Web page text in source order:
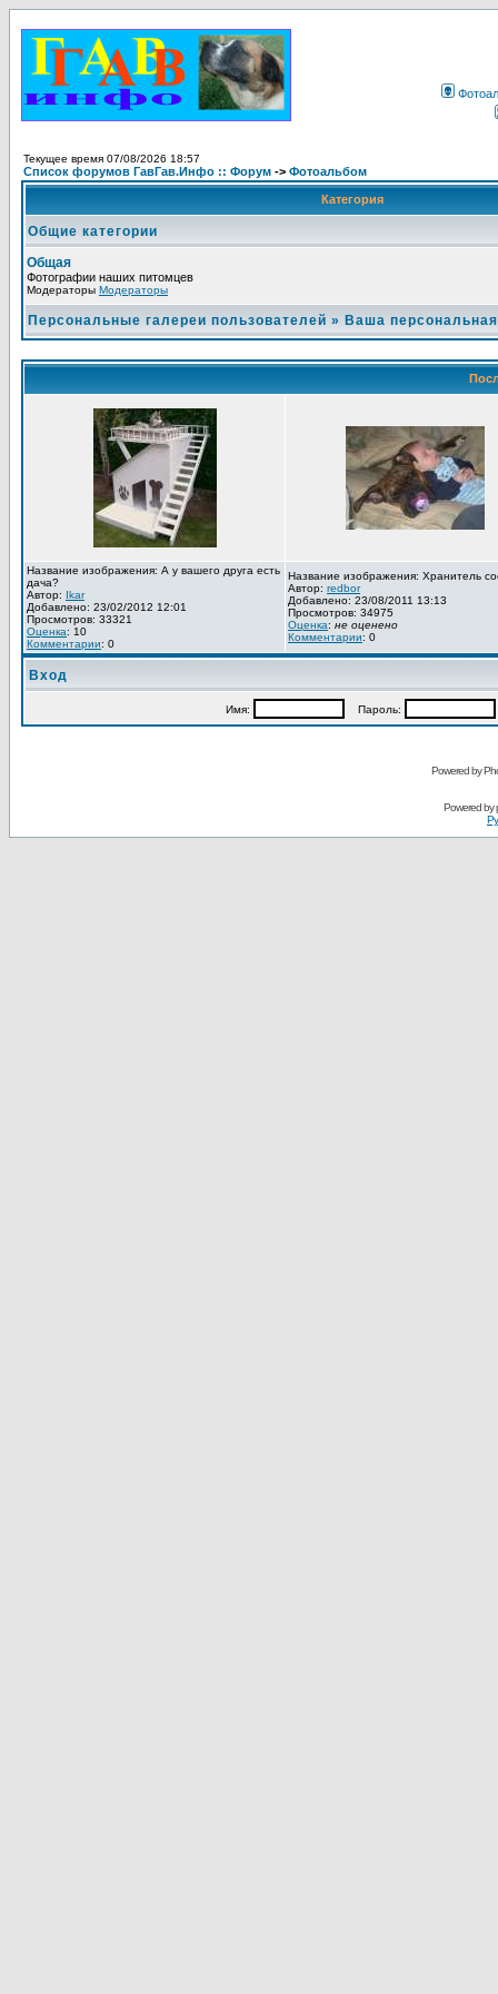
Текущее время 07/08/2026 18:57
Список форумов ГавГав.Инфо :: Форум -> Фотоальбом
Категория
Общие категории
Общая
Фотографии наших питомцев
Модераторы Модераторы
Персональные галереи пользователей » Ваша
Название изображения: А у вашего друга есть
дача?
Автор: Ikar
Добавлено: 23/02/2012 12:01
Просмотров: 33321
Оценка: 10
Комментарии: 0
Название изображения: Хранитель
Автор: redbor
Добавлено: 23/08/2011 13:13
Просмотров: 34975
Оценка: не оценено
Комментарии: 0
Вход
Имя: Пароль:
Powered by
Powered by